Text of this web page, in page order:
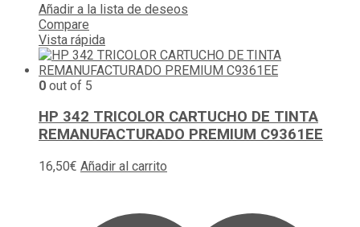
Añadir a la lista de deseos
Compare
Vista rápida
0 out of 5
HP 342 TRICOLOR CARTUCHO DE TINTA
REMANUFACTURADO PREMIUM C9361EE
16,50€ Añadir al carrito